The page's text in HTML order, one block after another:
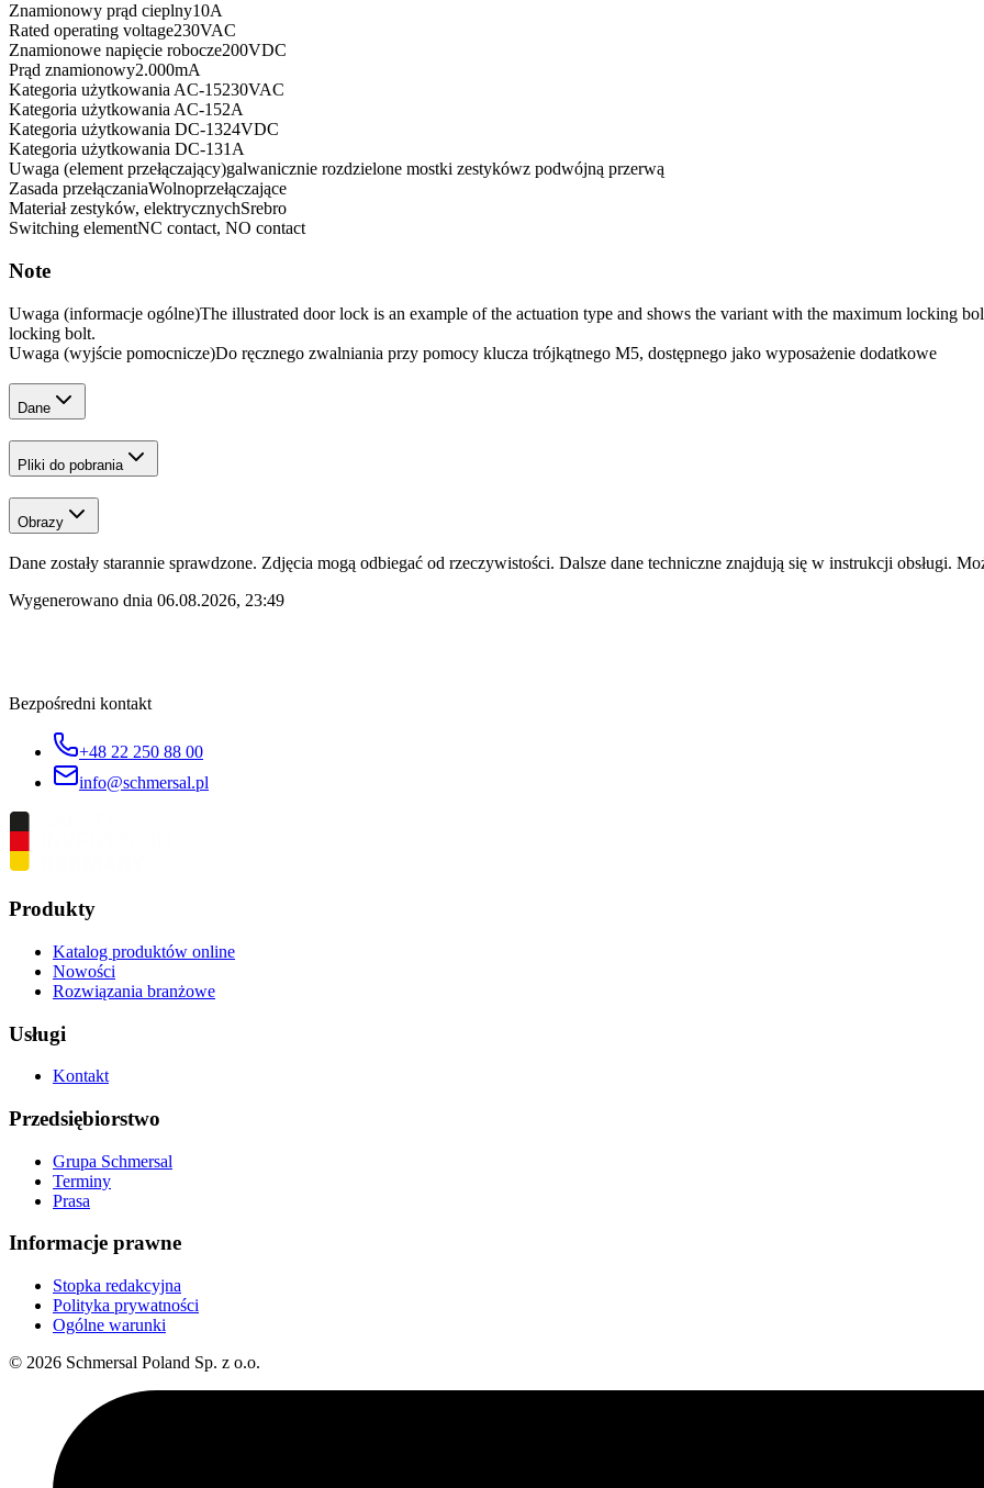
Znamionowy prąd cieplny10A
Rated operating voltage230VAC
Znamionowe napięcie robocze200VDC
Prąd znamionowy2.000mA
Kategoria użytkowania AC-15230VAC
Kategoria użytkowania AC-152A
Kategoria​ użytkowania DC-1324VDC
Kategoria​ użytkowania DC-131 A
Uwaga (element przełączający)galwanicznie rozdzielone mostki zestykówz podwójną przerwą
Zasada przełączaniaWolnoprzełączające
Materiał zestyków, elektrycznychSrebro
Switching elementNC contact, NO contact
Note
Uwaga (informacje ogólne)The illustrated door lock is an example of the actuation type and shows the variant with the maximum locking
locking bolt.
Uwaga (wyjście pomocnicze)Do ręcznego zwalniania przy pomocy klucza trójkątnego M5, dostępnego jako wyposażenie dodatkowe
Dane
Pliki do pobrania
Obrazy
Dane zostały starannie sprawdzone. Zdjęcia mogą odbiegać od rzeczywistości. Dalsze dane techniczne znajdują się w instrukcji obsługi.
Wygenerowano dnia 06.08.2026, 23:49
Bezpośredni kontakt
+48 22 250 88 00
info@schmersal.pl
Produkty
Katalog produktów online
Nowości
Rozwiązania branżowe
Usługi
Kontakt
Przedsiębiorstwo
Grupa Schmersal
Terminy
Prasa
Informacje prawne
Stopka redakcyjna
Polityka prywatności
Ogólne warunki
© 2026 Schmersal Poland Sp. z o.o.